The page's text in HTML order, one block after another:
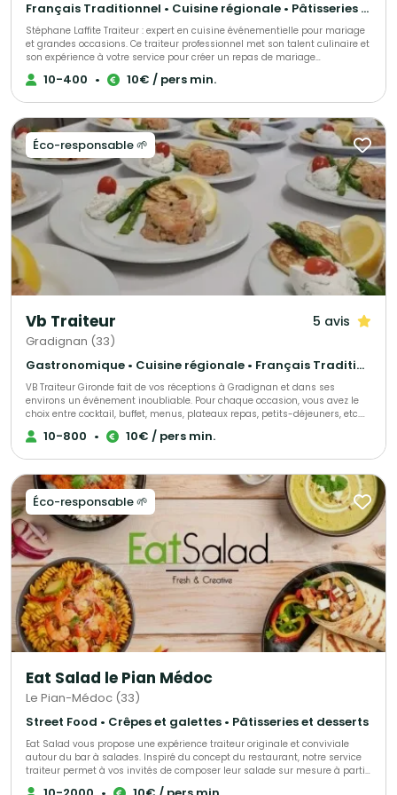
Français Traditionnel • Cuisine régionale • Pâtisseries et desserts
Stéphane Laffite Traiteur : expert en cuisine événementielle pour mariage
et grandes occasions. Ce traiteur professionnel met son talent culinaire et
son expérience à votre service pour créer un repas de mariage
inoubliable. Offrez à vos invités une expérience gustative unique, pensée
pour le plus beau jour de votre vie. Des prestations sur mesure sont
reflète vos envies et s’adapte à vos préférences. Que vous souhaitiez un
buffet convivial ou un dîner raffiné, ces experts de la gastronomie sauront
sublimer votre événement. En plus des mariages, Stéphane Laffite Traiteur
intervient également pour vos grandes occasions, qu'elles soient privées
(baptêmes, anniversaires...) ou professionnelles (séminaires, cocktails...).
Faites confiance à Stéphane Laffite Traiteur pour transformer chacun de
vos événements en un moment d'exception.
10-400 • 10€ / pers min.
Éco-responsable 🌱
Vb Traiteur 5 avis
Gradignan (33)
Gastronomique • Cuisine régionale • Français Traditionnel
VB Traiteur Gironde fait de vos réceptions à Gradignan et dans ses
environs un événement inoubliable. Pour chaque occasion, vous avez le
choix entre cocktail, buffet, menus, plateaux repas, petits-déjeuners, etc.
Toute demande peut être personnalisable. Tous nos produits sont fait
maison, nous travaillons avec des fournisseurs locaux et nous favorisons
attentes. Nous organisons Mariage, Anniversaire, Baptême, Repas
d'Entreprise, Séminaire, Congrès, Gala et bien d'autres.
10-800 • 10€ / pers min.
Éco-responsable 🌱
Eat Salad le Pian Médoc
Le Pian-Médoc (33)
Street Food • Crêpes et galettes • Pâtisseries et desserts
Eat Salad vous propose une expérience traiteur originale et conviviale
autour du bar à salades. Inspiré du concept du restaurant, notre service
traiteur permet à vos invités de composer leur salade sur mesure à partir
d’ingrédients frais et variés. Nous intervenons pour tous types